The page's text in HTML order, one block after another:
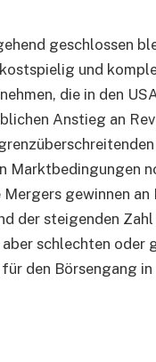
geschlossen
und
die in den
Anstieg an
Marktbedingungen
gewinnen an
der steigenden
schlechten oder
den Börsengang